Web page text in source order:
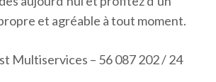
et agréable à tout moment.
Multiservices – 56 087 202 / 24